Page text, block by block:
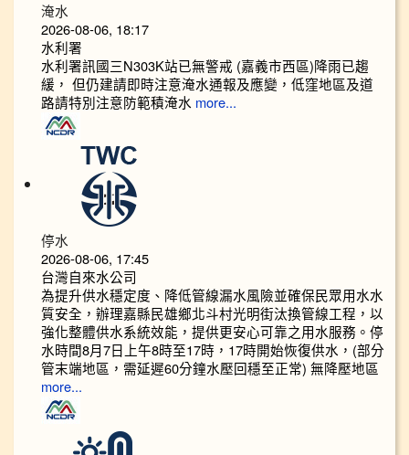
淹水
2026-08-06, 18:17
水利署
水利署訊國三N303K站已無警戒 (嘉義市西區)降雨已趨
緩， 但仍建請即時注意淹水通報及應變，低窪地區及道
路請特別注意防範積淹水 more...
停水
2026-08-06, 17:45
台灣自來水公司
為提升供水穩定度、降低管線漏水風險並確保民眾用水水
質安全，辦理嘉縣民雄鄉北斗村光明街汰換管線工程，以
強化整體供水系統效能，提供更安心可靠之用水服務。停
水時間8月7日上午8時至17時，17時開始恢復供水，(部分
管末端地區，需延遲60分鐘水壓回穩至正常) 無降壓地區
more...